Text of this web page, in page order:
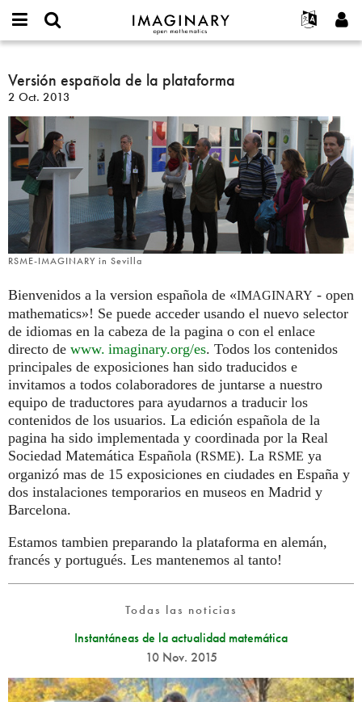
IMAGINARY
open
Français
한국어
Español
Türkçe
Programas
Interactivos
Películas
Textos
Exposiciones
Más...
Proyectos
Contacto
or
username
*
Contraseña
Crear nueva cuenta
Solicitar una nueva contraseña
Buscar
Versión
española
de
la
plataforma
Versión española de la plataforma
2 Oct. 2013
RSME-IMAGINARY in Sevilla
Bienvenidos a la version española de «IMAGINARY - open
mathematics»! Se puede acceder usando el nuevo selector
de idiomas en la cabeza de la pagina o con el enlace
directo de www. imaginary.org/es. Todos los contenidos
principales de exposiciones han sido traducidos e
invitamos a todos colaboradores de juntarse a nuestro
equipo de traductores para ayudarnos a traducir los
contenidos de los usuarios. La edición española de la
pagina ha sido implementada y coordinada por la Real
Sociedad Matemática Española (RSME). La RSME ya
organizó mas de 15 exposiciones en ciudades en España y
dos instalaciones temporarios en museos en Madrid y
Barcelona.
Estamos tambien preparando la plataforma en alemán,
francés y portugués. Les mantenemos al tanto!
Todas las noticias
Instantáneas de la actualidad matemática
10 Nov. 2015